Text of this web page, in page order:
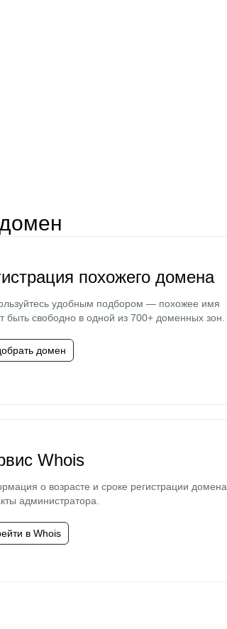
похожего домена
удобным подбором — похожее имя
быть свободно в одной из 700+ доменных зон.
домен
Whois
о возрасте и сроке регистрации домена,
администратора.
в Whois